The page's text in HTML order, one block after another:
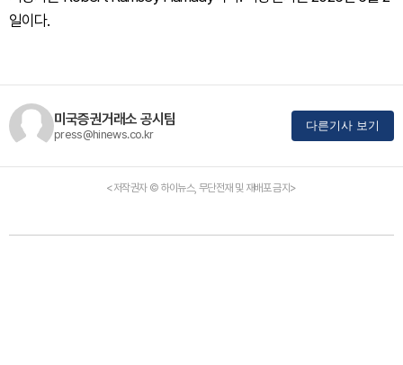
일이다.
미국증권거래소 공시팀
press@hinews.co.kr
다른기사 보기
<저작권자 © 하이뉴스, 무단전재 및 재배포 금지>